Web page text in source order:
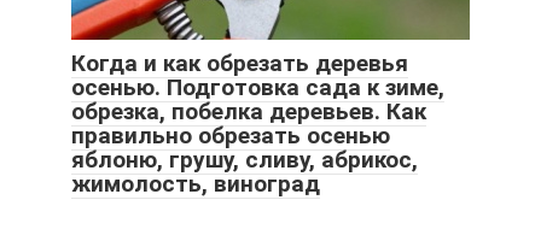
Когда и как обрезать деревья
осенью. Подготовка сада к зиме,
обрезка, побелка деревьев. Как
правильно обрезать осенью
яблоню, грушу, сливу, абрикос,
жимолость, виноград